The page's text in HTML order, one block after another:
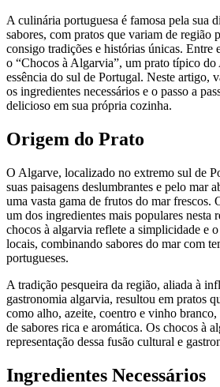
A culinária portuguesa é famosa pela sua
sabores, com pratos que variam de região
consigo tradições e histórias únicas. Entre
o “Chocos à Algarvia”, um prato típico do
essência do sul de Portugal. Neste artigo,
os ingredientes necessários e o passo a
delicioso em sua própria cozinha.
Origem do Prato
O Algarve, localizado no extremo sul de
suas paisagens deslumbrantes e pelo mar
uma vasta gama de frutos do mar frescos.
um dos ingredientes mais populares nesta
chocos à algarvia reflete a simplicidade e
locais, combinando sabores do mar com
portugueses.
A tradição pesqueira da região, aliada à
gastronomia algarvia, resultou em pratos
como alho, azeite, coentro e vinho
de sabores rica e aromática. Os chocos à
representação dessa fusão cultural e
Ingredientes Necessários